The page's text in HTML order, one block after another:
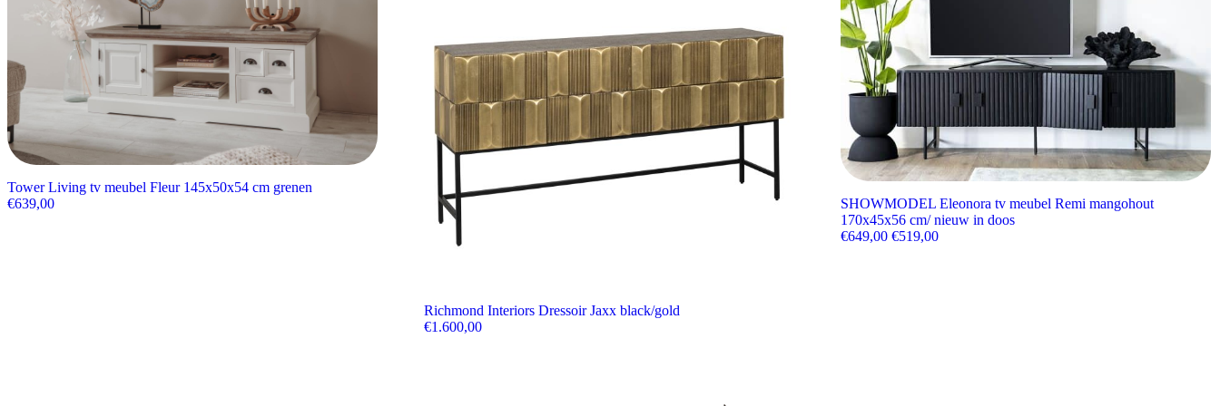
Tower Living tv meubel Fleur 145x50x54 cm grenen
€639,00
Richmond Interiors Dressoir Jaxx black/gold
€1.600,00
SHOWMODEL Eleonora tv meubel Remi mangohout
170x45x56 cm/ nieuw in doos
€649,00 Oorspronkelijke prijs was: €649,00.
€519,00Huidige prijs is: €519,00.